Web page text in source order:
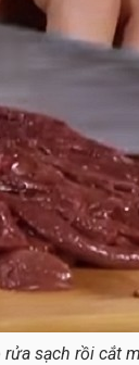
rửa sạch rồi cắt